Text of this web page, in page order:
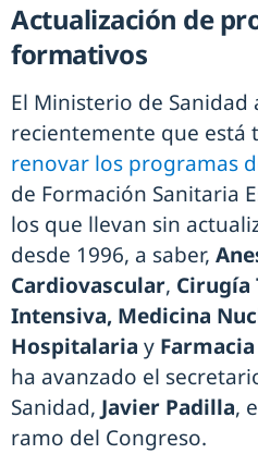
Actualización de
formativos
El Ministerio de Sanidad
recientemente que está
renovar los programas
de Formación Sanitaria
los que llevan sin
desde 1996, a saber,
Cardiovascular, Cirugía
Intensiva, Medicina
Hospitalaria y
ha avanzado el
Sanidad, Javier Padilla,
ramo del Congreso.